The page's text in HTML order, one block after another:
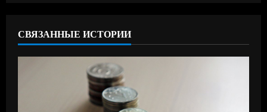
ь
ч
СВЯЗАННЫЕ ИСТОРИИ